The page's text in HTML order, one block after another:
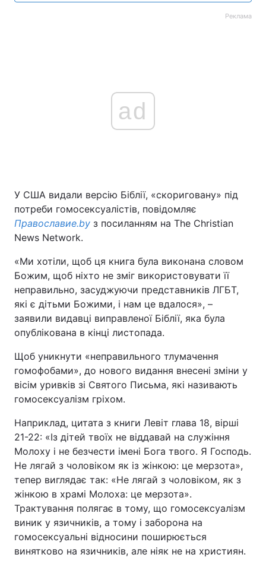
Реклама
ad
У США видали версію Біблії, «скориговану» під
потреби гомосексуалістів, повідомляє
Православие.by з посиланням на The Christian
News Network.
«Ми хотіли, щоб ця книга була виконана словом
Божим, щоб ніхто не зміг використовувати її
неправильно, засуджуючи представників ЛГБТ,
які є дітьми Божими, і нам це вдалося», –
заявили видавці виправленої Біблії, яка була
опублікована в кінці листопада.
Щоб уникнути «неправильного тлумачення
гомофобами», до нового видання внесені зміни у
вісім уривків зі Святого Письма, які називають
гомосексуалізм гріхом.
Наприклад, цитата з книги Левіт глава 18, вірші
21-22: «Із дітей твоїх не віддавай на служіння
Молоху і не безчести імені Бога твого. Я Господь.
Не лягай з чоловіком як із жінкою: це мерзота»,
тепер виглядає так: «Не лягай з чоловіком, як з
жінкою в храмі Молоха: це мерзота».
Трактування полягає в тому, що гомосексуалізм
виник у язичників, а тому і заборона на
гомосексуальні відносини поширюється
винятково на язичників, але ніяк не на християн.